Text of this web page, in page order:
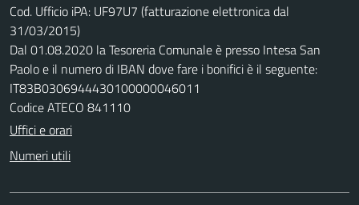
Cod. Ufficio iPA: UF97U7 (fatturazione elettronica dal
31/03/2015)
Dal 01.08.2020 la Tesoreria Comunale è presso Intesa San
Paolo e il numero di IBAN dove fare i bonifici è il seguente:
IT83B0306944430100000046011
Codice ATECO 841110
Uffici e orari
Numeri utili